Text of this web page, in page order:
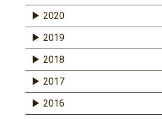
2020
2019
2018
2017
2016